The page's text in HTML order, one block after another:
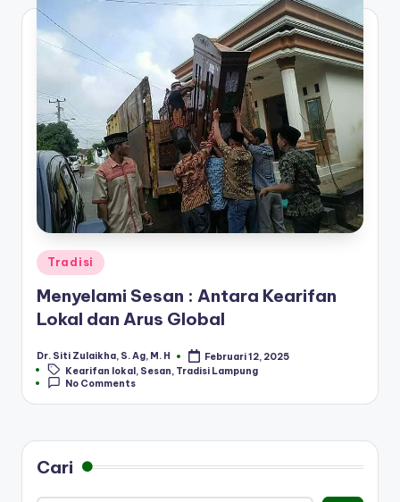
Posted
in
Tradisi
Menyelami Sesan : Antara Kearifan
Lokal dan Arus Global
Posted
by
Dr. Siti Zulaikha, S. Ag, M. H
Februari 12, 2025
Tags:Kearifan lokal Sesan Tradisi Lampung
No Comments
Cari